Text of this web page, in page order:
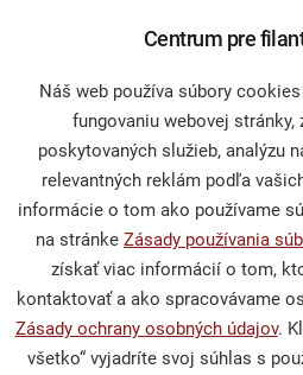
Sprievodca darcovstvom
Občianska spoločnosť
Publikácie a mediálne výstupy
Výskumy a analýzy
Centrum pre
Náš web používa súbory
fungovaniu webovej stránky,
poskytovaných služieb, analýzu
relevantných reklám podľa
informácie o tom ako používame
na stránke Zásady používania
získať viac informácií o tom,
kontaktovať a ako spracovávame
Zásady ochrany osobných údajov.
všetko“ vyjadríte svoj súhlas s